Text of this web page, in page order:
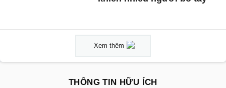
Xem thêm
THÔNG TIN HỮU ÍCH